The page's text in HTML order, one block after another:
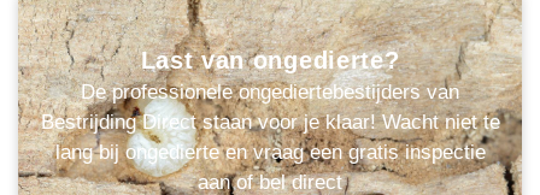
Last van ongedierte?
De professionele ongediertebestijders van
Bestrijding Direct staan voor je klaar! Wacht niet te
lang bij ongedierte en vraag een gratis inspectie
aan of bel direct